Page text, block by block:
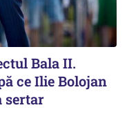
Bala II.
ce Ilie Bolojan
sertar